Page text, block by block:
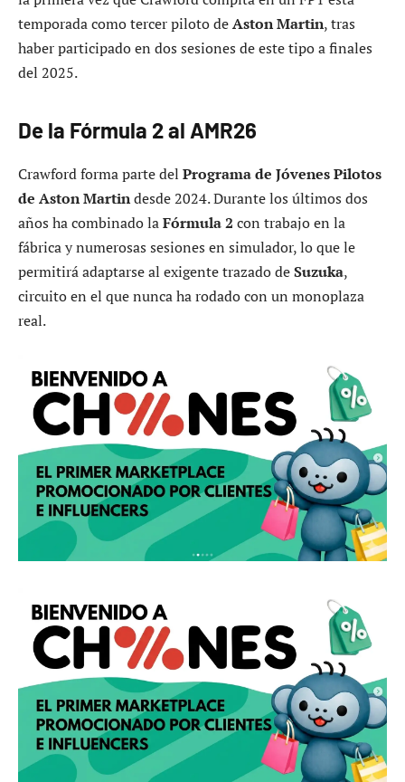
temporada como tercer piloto deAston Martin, tras
haber participado en dos sesiones de este tipo a finales
del 2025.
De la Fórmula 2 al AMR26
Crawford forma parte del Programa de Jóvenes Pilotos
de Aston Martindesde 2024. Durante los últimos dos
años ha combinado laFórmula 2 con trabajo en la
fábrica y numerosas sesiones en simulador, lo que le
permitirá adaptarse al exigente trazado deSuzuka,
circuito en el que nunca ha rodado con un monoplaza
real.